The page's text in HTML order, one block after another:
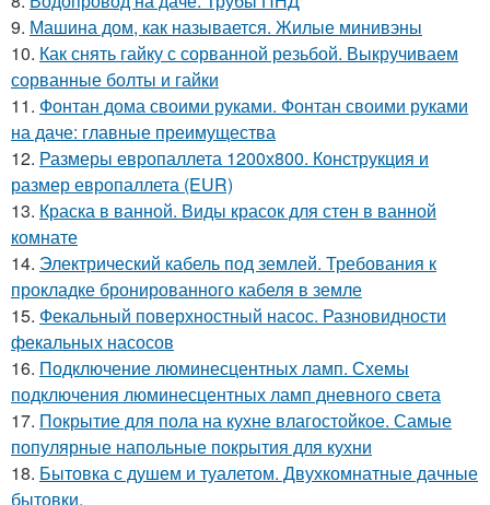
9. Машина дом, как называется. Жилые минивэны
10. Как снять гайку с сорванной резьбой. Выкручиваем
сорванные болты и гайки
11. Фонтан дома своими руками. Фонтан своими руками
на даче: главные преимущества
12. Размеры европаллета 1200х800. Конструкция и
размер европаллета (EUR)
13. Краска в ванной. Виды красок для стен в ванной
комнате
14. Электрический кабель под землей. Требования к
прокладке бронированного кабеля в земле
15. Фекальный поверхностный насос. Разновидности
фекальных насосов
16. Подключение люминесцентных ламп. Схемы
подключения люминесцентных ламп дневного света
17. Покрытие для пола на кухне влагостойкое. Самые
популярные напольные покрытия для кухни
18. Бытовка с душем и туалетом. Двухкомнатные дачные
бытовки.